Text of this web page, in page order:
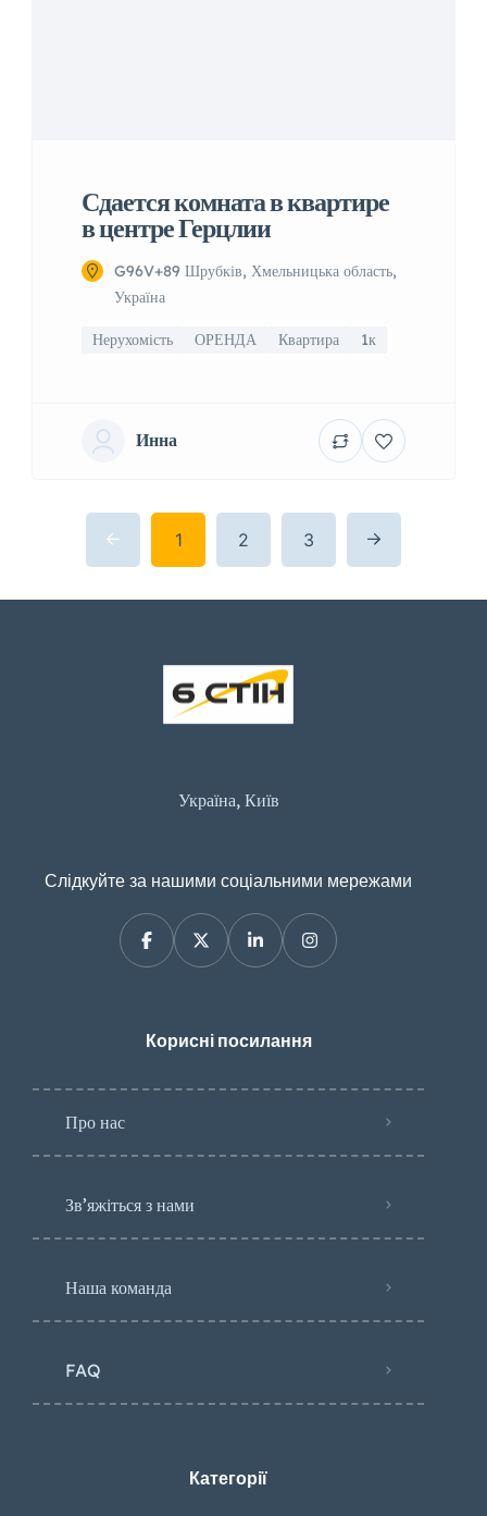
Сдается комната в квартире
в центре Герцлии
G96V+89 Шрубків, Хмельницька область,
Україна
Нерухомість ОРЕНДА Квартира 1к
Инна
1 2 3
Україна, Київ
Слідкуйте за нашими соціальними мережами
Корисні посилання
Про нас
Зв’яжіться з нами
Наша команда
FAQ
Категорії